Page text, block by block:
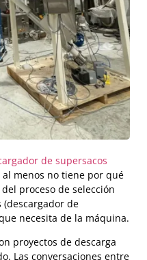
de supersacos
menos no tiene por qué
proceso de selección
(descargador de
necesita de la máquina.
proyectos de descarga
Las conversaciones entre